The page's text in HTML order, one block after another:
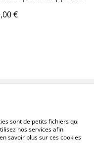
€
de cookies
sont de petits fichiers qui
nos services afin
savoir plus sur ces cookies